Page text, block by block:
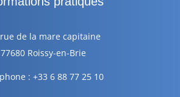
de la mare capitaine
77680 Roissy-en-Brie
: +33 6 88 77 25 10